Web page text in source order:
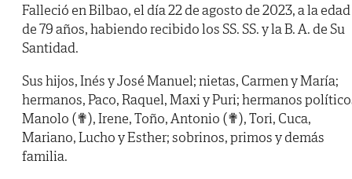
Falleció en Bilbao, el día 22 de agosto de 2023, a la edad
de 79 años, habiendo recibido los SS. SS. y la B. A. de Su
Santidad.
Sus hijos, Inés y José Manuel; nietas, Carmen y María;
hermanos, Paco, Raquel, Maxi y Puri; hermanos
Manolo (✟), Irene, Toño, Antonio (✟), Tori, Cuca,
Mariano, Lucho y Esther; sobrinos, primos y demás
familia.